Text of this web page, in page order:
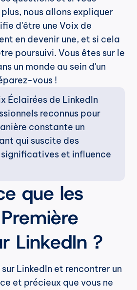
nous allons expliquer
d'être une Voix de
en devenir une, et si cela
poursuivi. Vous êtes sur le
un monde au sein d'un
vous !
Éclairées de LinkedIn
reconnus pour
constante un
qui suscite des
et influence
que les
LinkedIn ?
LinkedIn et rencontrer un
et précieux que vous ne